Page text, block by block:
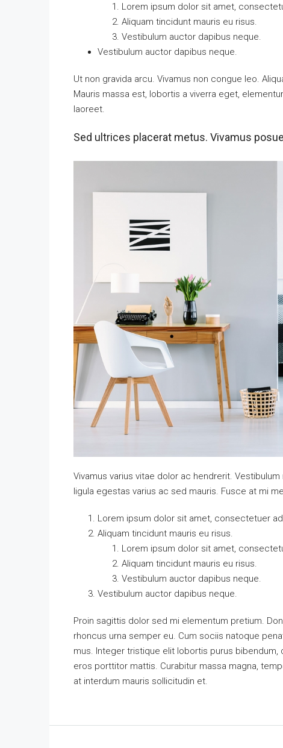
Lorem ipsum dolor sit amet,
Aliquam tincidunt mauris eu risus.
Vestibulum auctor dapibus neque.
Vestibulum auctor dapibus neque.
Ut non gravida arcu. Vivamus non congue leo.
Mauris massa est, lobortis a viverra eget,
laoreet.
Sed ultrices placerat metus. Vivamus
Vivamus varius vitae dolor ac hendrerit.
ligula egestas varius ac sed mauris. Fusce at mi
Lorem ipsum dolor sit amet, consectetuer
Aliquam tincidunt mauris eu risus.
Lorem ipsum dolor sit amet,
Aliquam tincidunt mauris eu risus.
Vestibulum auctor dapibus neque.
Vestibulum auctor dapibus neque.
Proin sagittis dolor sed mi elementum pretium.
rhoncus urna semper eu. Cum sociis natoque
mus. Integer tristique elit lobortis purus
eros porttitor mattis. Curabitur massa magna,
at interdum mauris sollicitudin et.